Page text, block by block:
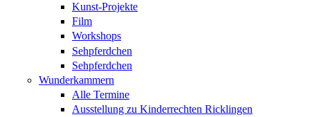
Kunst-Projekte
Film
Workshops
Sehpferdchen
Sehpferdchen
Wunderkammern
Alle Termine
Ausstellung zu Kinderrechten Ricklingen